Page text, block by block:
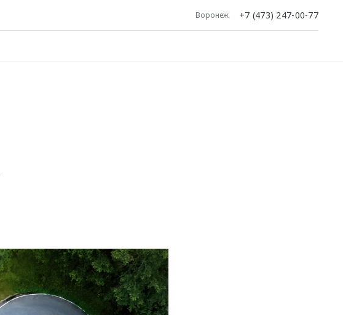
Воронеж +7 (473) 247-00-77